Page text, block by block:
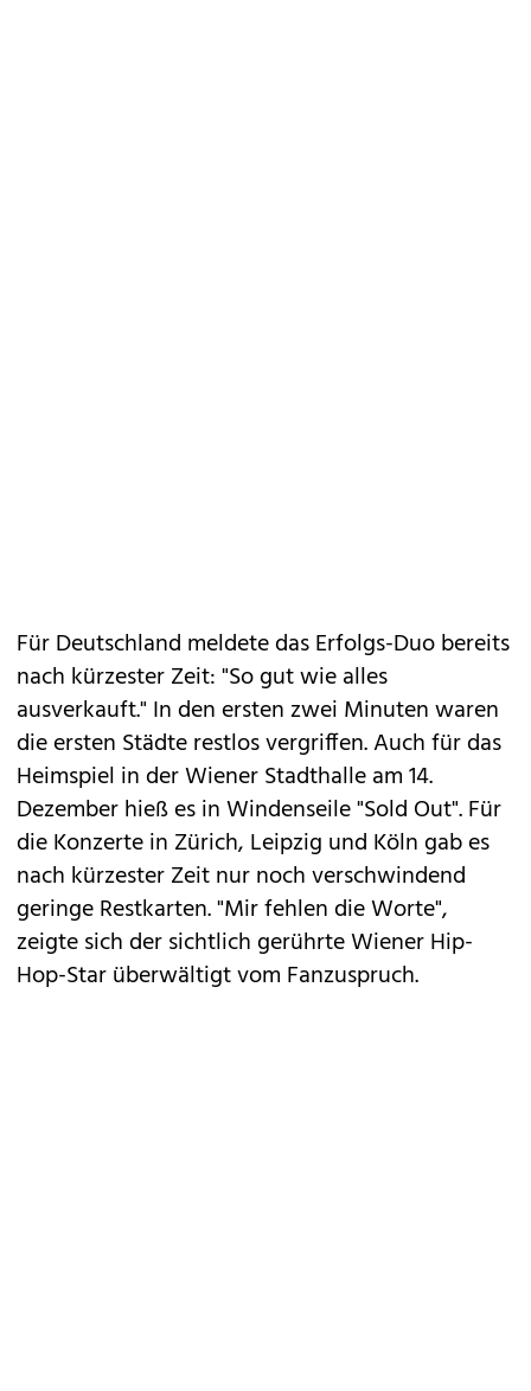
Für Deutschland meldete das Erfolgs-Duo bereits
nach kürzester Zeit: "So gut wie alles
ausverkauft." In den ersten zwei Minuten waren
die ersten Städte restlos vergriffen. Auch für das
Heimspiel in der Wiener Stadthalle am 14.
Dezember hieß es in Windenseile "Sold Out". Für
die Konzerte in Zürich, Leipzig und Köln gab es
nach kürzester Zeit nur noch verschwindend
geringe Restkarten. "Mir fehlen die Worte",
zeigte sich der sichtlich gerührte Wiener Hip-
Hop-Star überwältigt vom Fanzuspruch.